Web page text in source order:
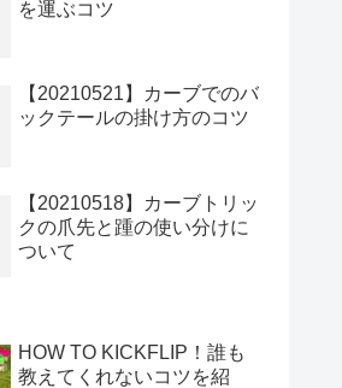
を運ぶコツ
【20210521】カーブでのバ
ックテールの掛け方のコツ
【20210518】カーブトリッ
クの爪先と踵の使い分けに
ついて
HOW TO KICKFLIP！誰も
教えてくれないコツを紹